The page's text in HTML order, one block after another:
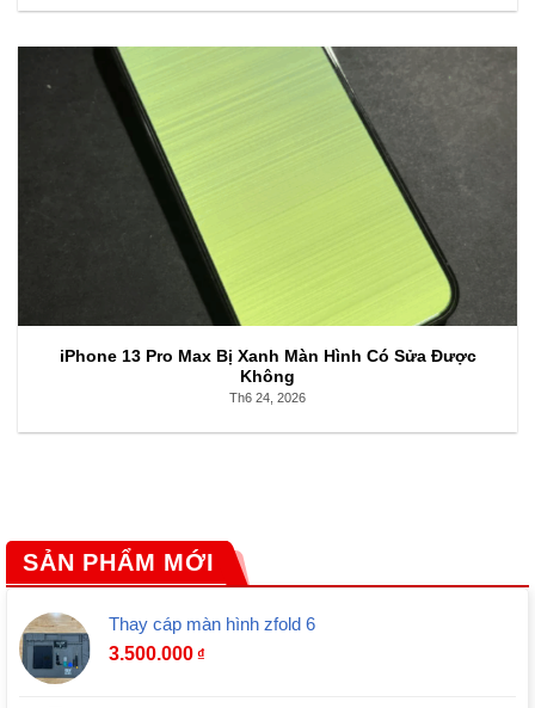
iPhone 13 Pro Max Bị Xanh Màn Hình Có Sửa Được
Không
Th6 24, 2026
SẢN PHẨM MỚI
Thay cáp màn hình zfold 6
3.500.000 ₫